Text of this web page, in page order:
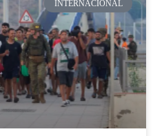
INTERNACIONAL